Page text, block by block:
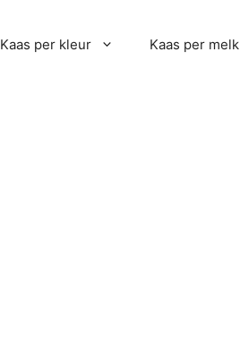
Kaas per kleur Kaas per melk